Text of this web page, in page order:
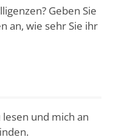
Geben Sie
an, wie sehr Sie ihr
und mich an